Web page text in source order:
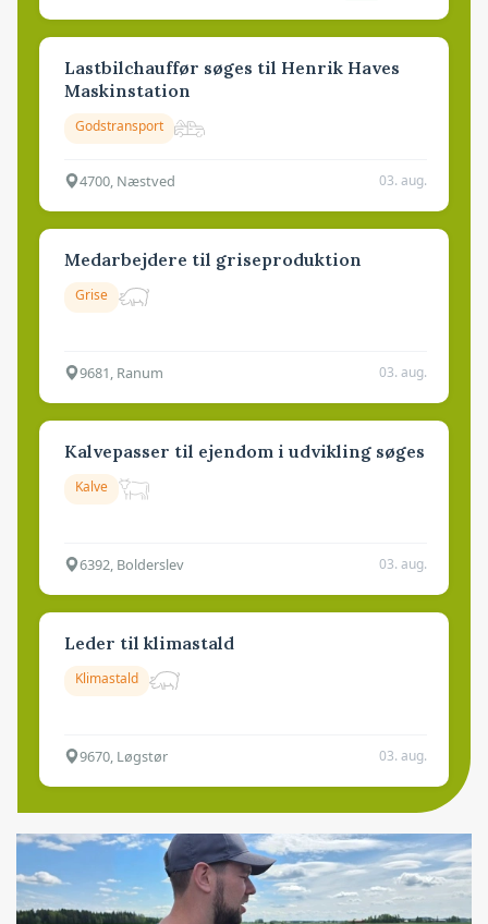
Lastbilchauffør søges til Henrik Haves
Maskinstation
Godstransport
4700, Næstved 03. aug.
Medarbejdere til griseproduktion
Grise
9681, Ranum 03. aug.
Kalvepasser til ejendom i udvikling søges
Kalve
6392, Bolderslev 03. aug.
Leder til klimastald
Klimastald
9670, Løgstør 03. aug.